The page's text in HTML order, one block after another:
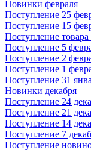
Новинки февраля
Поступление 25
Поступление 15
Поступление товара
Поступление 5
Поступление 2
Поступление 1
Поступление 31
Новинки декабря
Поступление 24
Поступление 21
Поступление 14
Поступление 7
Поступление